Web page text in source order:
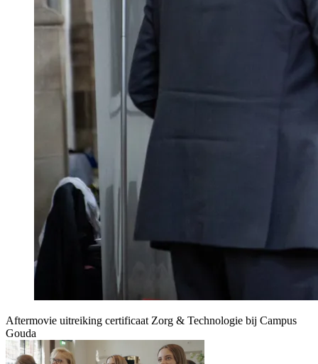
Aftermovie uitreiking certificaat Zorg & Technologie bij Campus
Gouda